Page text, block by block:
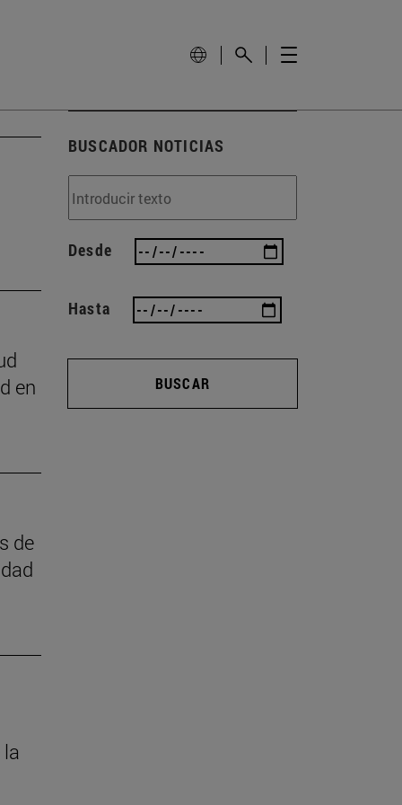
en
de
BUSCADOR NOTICIAS
Desde
Hasta
BUSCAR